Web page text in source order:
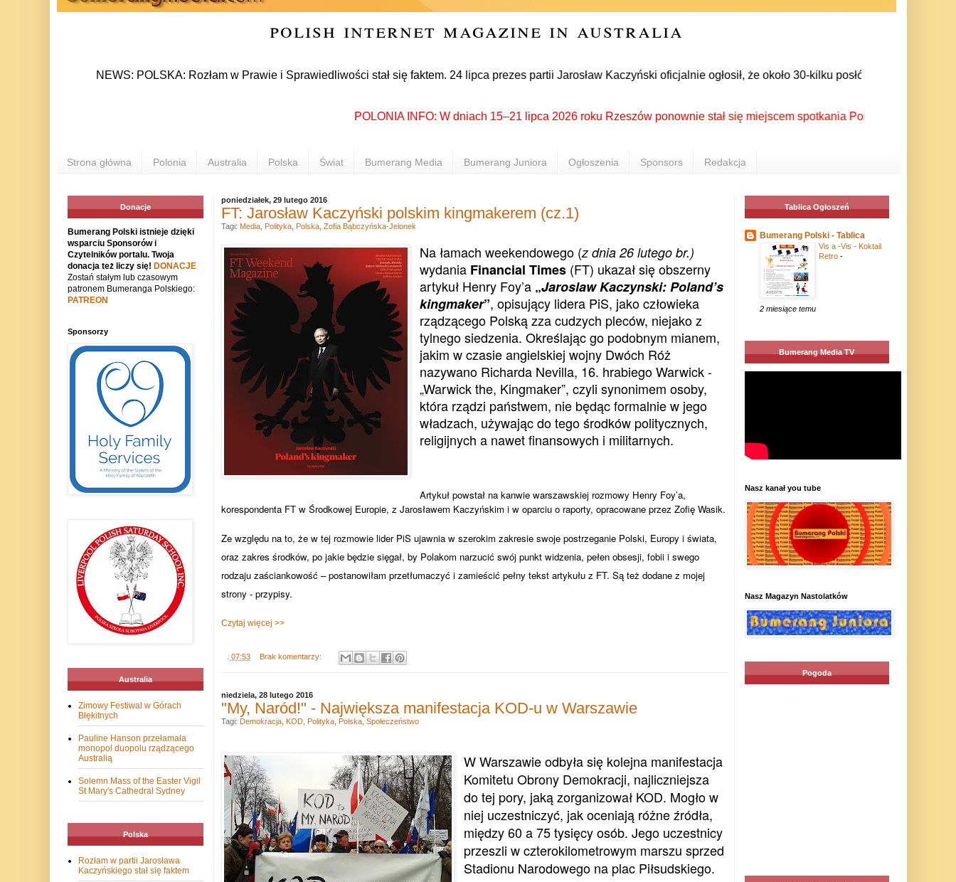
polish internet magazine in australia
NEWS: POLSKA: Rozłam w Prawie i Sprawiedliwości stał się faktem. 24 lipca prezes partii Jarosław Kaczyński oficjalnie ogłosił, że około 30-kilku posłów
POLONIA INFO: W dniach 15–21 lipca 2026 roku Rzeszów ponownie stał się miejscem spotkania Polonii z całego
Strona główna Polonia Australia Polska Świat Bumerang Media Bumerang Juniora Ogłoszenia Sponsors Redakcja
poniedziałek, 29 lutego 2016
FT: Jarosław Kaczyński polskim kingmakerem (cz.1)
Na łamach weekendowego (z dnia 26 lutego br.)
wydania Financial Times(FT) ukazał się obszerny
artykuł Henry Foy’a „Jaroslaw Kaczynski: Poland’s
kingmaker”, opisujący lidera PiS, jako człowieka
rządzącego Polską zza cudzych pleców, niejako z
tylnego siedzenia. Określając go podobnym mianem,
jakim w czasie angielskiej wojny Dwóch Róż
nazywano Richarda Nevilla, 16. hrabiego Warwick -
„Warwick the, Kingmaker”, czyli synonimem osoby,
która rządzi państwem, nie będąc formalnie w jego
władzach, używając do tego środków politycznych,
religijnych a nawet finansowych i militarnych.
Artykuł powstał na kanwie warszawskiej rozmowy Henry Foy’a,
korespondenta FT w Środkowej Europie, z Jarosławem Kaczyńskim i w oparciu o raporty, opracowane przez Zofię Wasik.
Ze względu na to, że w tej rozmowie lider PiS ujawnia w szerokim zakresie swoje postrzeganie Polski, Europy i świata,
oraz zakres środków, po jakie będzie sięgał, by Polakom narzucić swój punkt widzenia, pełen obsesji, fobii i swego
rodzaju zaściankowość – postanowiłam przetłumaczyć i zamieścić pełny tekst artykułu z FT. Są też dodane z mojej
strony - przypisy.
Czytaj więcej >>
. 07:53 Brak komentarzy:
Tagi: Media, Polityka, Polska, Zofia Bąbczyńska-Jelonek
niedziela, 28 lutego 2016
"My, Naród!" - Największa manifestacja KOD-u w Warszawie
W Warszawie odbyła się kolejna manifestacja
Komitetu Obrony Demokracji, najliczniejsza
do tej pory, jaką zorganizował KOD. Mogło w
niej uczestniczyć, jak oceniają różne źródła,
między 60 a 75 tysięcy osób. Jego uczestnicy
przeszli w czterokilometrowym marszu sprzed
Stadionu Narodowego na plac Piłsudskiego.
Tagi: Demokracja, KOD, Polityka, Polska, Społeczeństwo
Donacje
Bumerang Polski istnieje dzięki
wsparciu Sponsorów i
Czytelników portalu. Twoja
donacja też liczy się! DONACJE
Zostań stałym lub czasowym
patronem Bumeranga Polskiego:
PATREON
Sponsorzy
Australia
Zimowy Festiwal w Górach
Błękitnych
Pauline Hanson przełamała
monopol duopolu rządzącego
Australią
Solemn Mass of the Easter Vigil
St Mary's Cathedral Sydney
Polska
Rozłam w partii Jarosława
Kaczyńskiego stał się faktem
Tablica Ogłoszeń
Bumerang Polski - Tablica
Vis a -Vis - Koktail
Retro -
2 miesiące temu
Bumerang Media TV
Nasz kanał you tube
Nasz Magazyn Nastolatków
Pogoda